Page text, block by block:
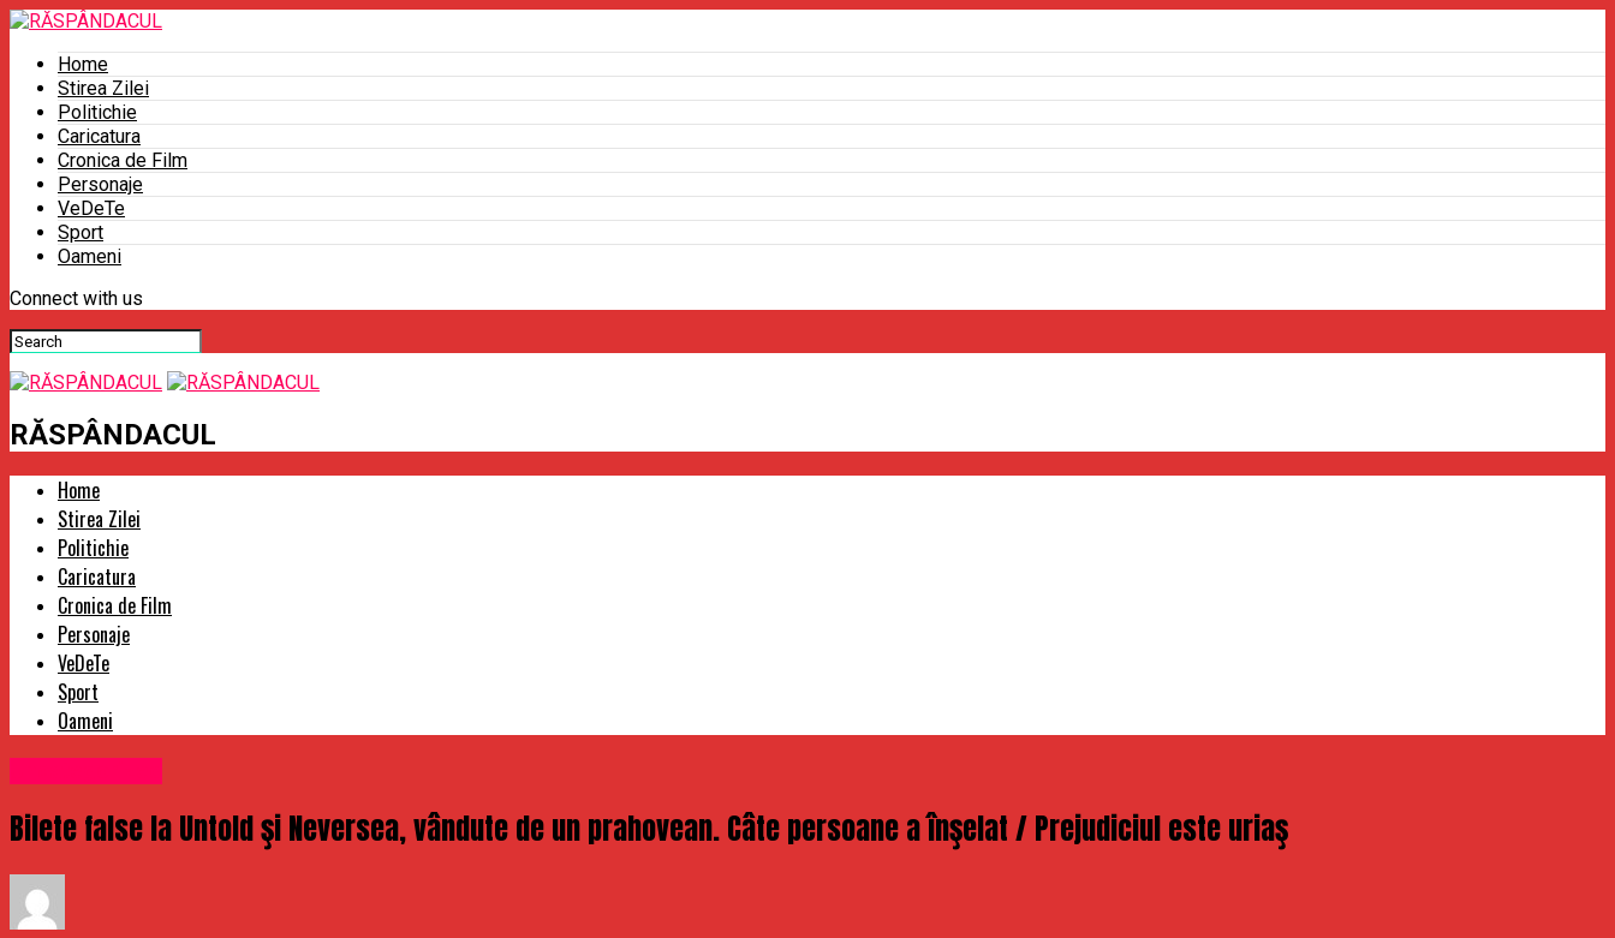
Home
Stirea Zilei
Politichie
Caricatura
Cronica de Film
Personaje
VeDeTe
Sport
Oameni
Connect with us
RĂSPÂNDACUL
Home
Stirea Zilei
Politichie
Caricatura
Cronica de Film
Personaje
VeDeTe
Sport
Oameni
Bilete false la Untold şi Neversea, vândute de un prahovean. Câte persoane a înşelat / Prejudiciul este uriaş